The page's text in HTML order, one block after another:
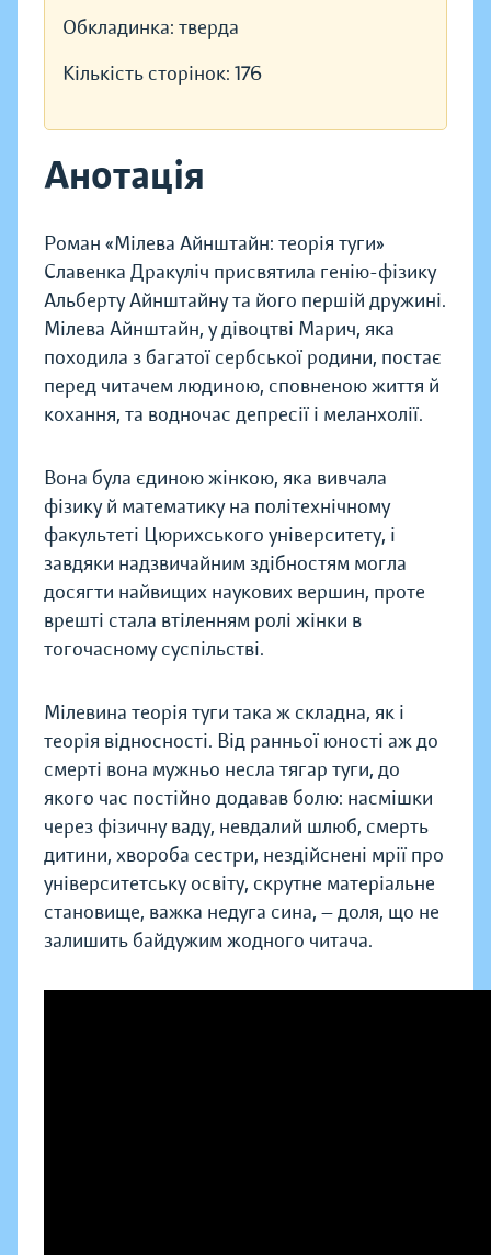
Обкладинка: тверда
Кількість сторінок: 176
Анотація
Роман «Мілева Айнштайн: теорія туги»
Славенка Дракуліч присвятила генію-фізику
Альберту Айнштайну та його першій дружині.
Мілева Айнштайн, у дівоцтві Марич, яка
походила з багатої сербської родини, постає
перед читачем людиною, сповненою життя й
кохання, та водночас депресії і меланхолії.
Вона була єдиною жінкою, яка вивчала
фізику й математику на політехнічному
факультеті Цюрихського університету, і
завдяки надзвичайним здібностям могла
досягти найвищих наукових вершин, проте
врешті стала втіленням ролі жінки в
тогочасному суспільстві.
Мілевина теорія туги така ж складна, як і
теорія відносності. Від ранньої юності аж до
смерті вона мужньо несла тягар туги, до
якого час постійно додавав болю: насмішки
через фізичну ваду, невдалий шлюб, смерть
дитини, хвороба сестри, нездійснені мрії про
університетську освіту, скрутне матеріальне
становище, важка недуга сина, — доля, що не
залишить байдужим жодного читача.